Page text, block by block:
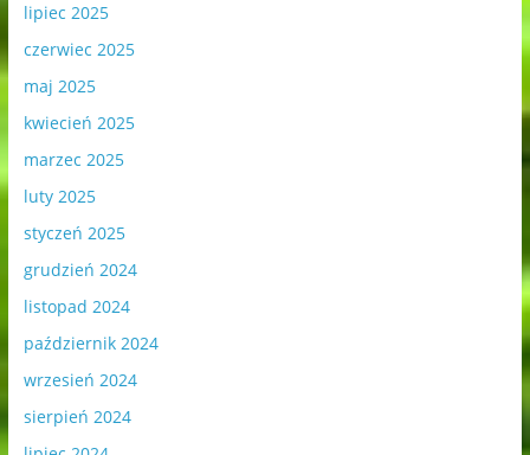
lipiec 2025
czerwiec 2025
maj 2025
kwiecień 2025
marzec 2025
luty 2025
styczeń 2025
grudzień 2024
listopad 2024
październik 2024
wrzesień 2024
sierpień 2024